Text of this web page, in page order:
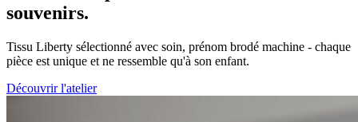
souvenirs.
Tissu Liberty sélectionné avec soin, prénom brodé machine - chaque
pièce est unique et ne ressemble qu'à son enfant.
Découvrir l'atelier